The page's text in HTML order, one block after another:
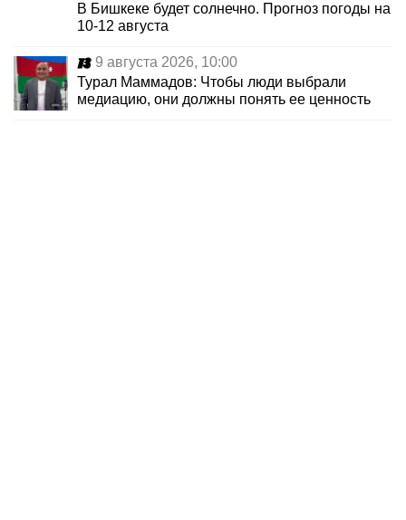
В Бишкеке будет солнечно. Прогноз погоды на
10-12 августа
9 августа 2026, 10:00
Турал Маммадов: Чтобы люди выбрали
медиацию, они должны понять ее ценность